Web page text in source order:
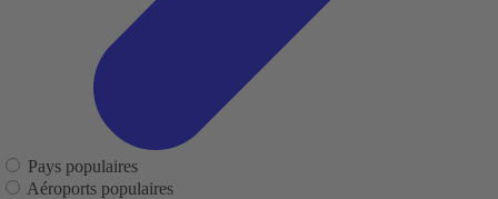
Pays populaires
Aéroports populaires